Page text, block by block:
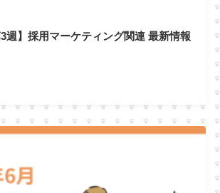
3週】採用マーケティング関連 最新情報